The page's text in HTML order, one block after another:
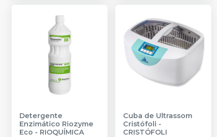
Detergente
Enzimático Riozyme
Eco - RIOQUÍMICA
Cuba de Ultrassom
Cristófoli -
CRISTÓFOLI